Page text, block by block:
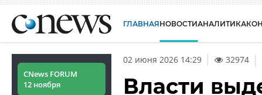
ГЛАВНАЯНОВОСТИАНАЛИТИКА
CNews FORUM
12 ноября
02 июня 2026 14:29 32974 |
Власти